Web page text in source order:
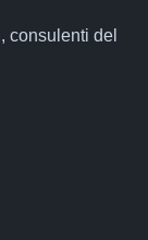
consulenti del